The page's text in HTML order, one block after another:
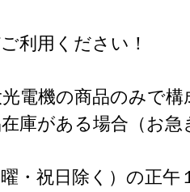
利用ください！
電機の商品のみで構
庫がある場合（お急
・祝日除く）の正午